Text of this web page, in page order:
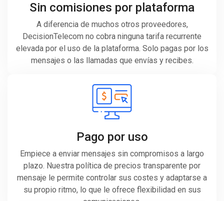
Sin comisiones por plataforma
A diferencia de muchos otros proveedores,
DecisionTelecom no cobra ninguna tarifa recurrente
elevada por el uso de la plataforma. Solo pagas por los
mensajes o las llamadas que envías y recibes.
Pago por uso
Empiece a enviar mensajes sin compromisos a largo
plazo. Nuestra política de precios transparente por
mensaje le permite controlar sus costes y adaptarse a
su propio ritmo, lo que le ofrece flexibilidad en sus